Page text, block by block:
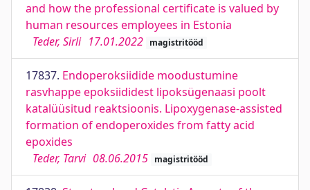
and how the professional certificate is valued by
human resources employees in Estonia
Teder, Sirli 17.01.2022 magistritööd
17837. Endoperoksiidide moodustumine
rasvhappe epoksiididest lipoksügenaasi poolt
katalüüsitud reaktsioonis. Lipoxygenase-assisted
formation of endoperoxides from fatty acid
epoxides
Teder, Tarvi 08.06.2015 magistritööd